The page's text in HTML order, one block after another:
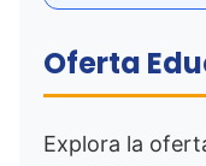
Oferta
Explora la